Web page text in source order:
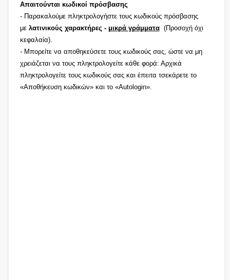
Απαιτούνται κωδικοί πρόσβασης
- Παρακαλούμε πληκτρολογήστε τους κωδικούς πρόσβασης
με λατινικούς χαρακτήρες - μικρά γράμματα(Προσοχή όχι
κεφαλαία).
- Μπορείτε να αποθηκεύσετε τους κωδικούς σας, ώστε να μη
χρειάζεται να τους πληκτρολογείτε κάθε φορά: Αρχικά
πληκτρολογείτε τους κωδικούς σας και έπειτα τσεκάρετε το
«Αποθήκευση κωδικών» και το «Autologin».